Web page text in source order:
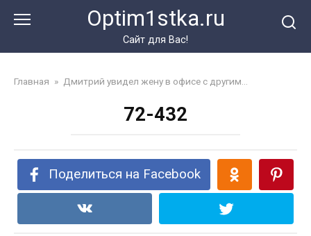
Optim1stka.ru
Сайт для Вас!
Главная » Дмитрий увидел жену в офисе с другим…
72-432
Поделиться на Facebook